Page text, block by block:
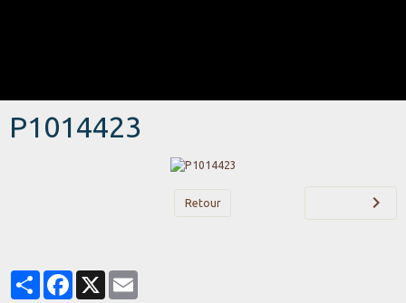
P1014423
Retour
PartagerFacebook
X